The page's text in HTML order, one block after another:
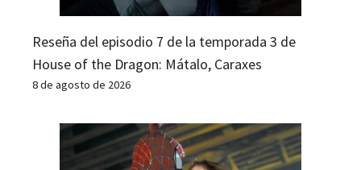
Reseña del episodio 7 de la temporada 3 de
House of the Dragon: Mátalo, Caraxes
8 de agosto de 2026